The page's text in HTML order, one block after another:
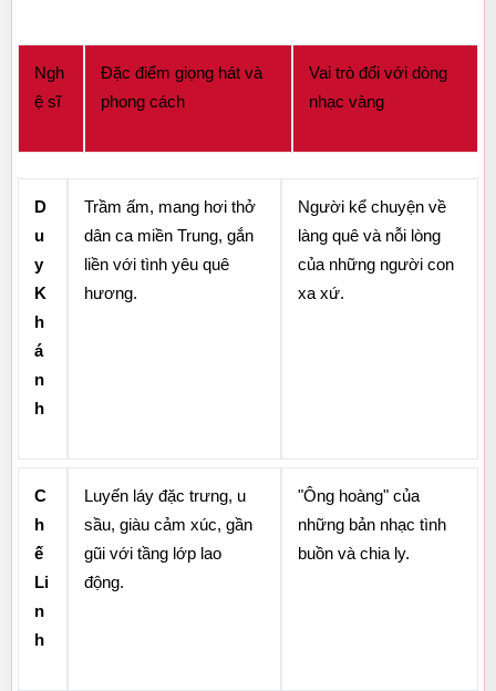
Ngh
ệ sĩ
Đặc điểm giọng hát và
phong cách
Vai trò đối với dòng
nhạc vàng
D
u
y
K
h
á
n
h
Trầm ấm, mang hơi thở
dân ca miền Trung, gắn
liền với tình yêu quê
hương.
Người kể chuyện về
làng quê và nỗi lòng
của những người con
xa xứ.
C
h
ế
Li
n
h
Luyến láy đặc trưng, u
sầu, giàu cảm xúc, gần
gũi với tầng lớp lao
động.
"Ông hoàng" của
những bản nhạc tình
buồn và chia ly.